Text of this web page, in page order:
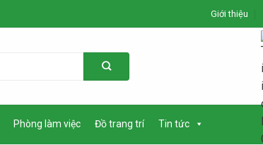
Giới thiệu
Phòng làm việc Đồ trang trí Tin tức